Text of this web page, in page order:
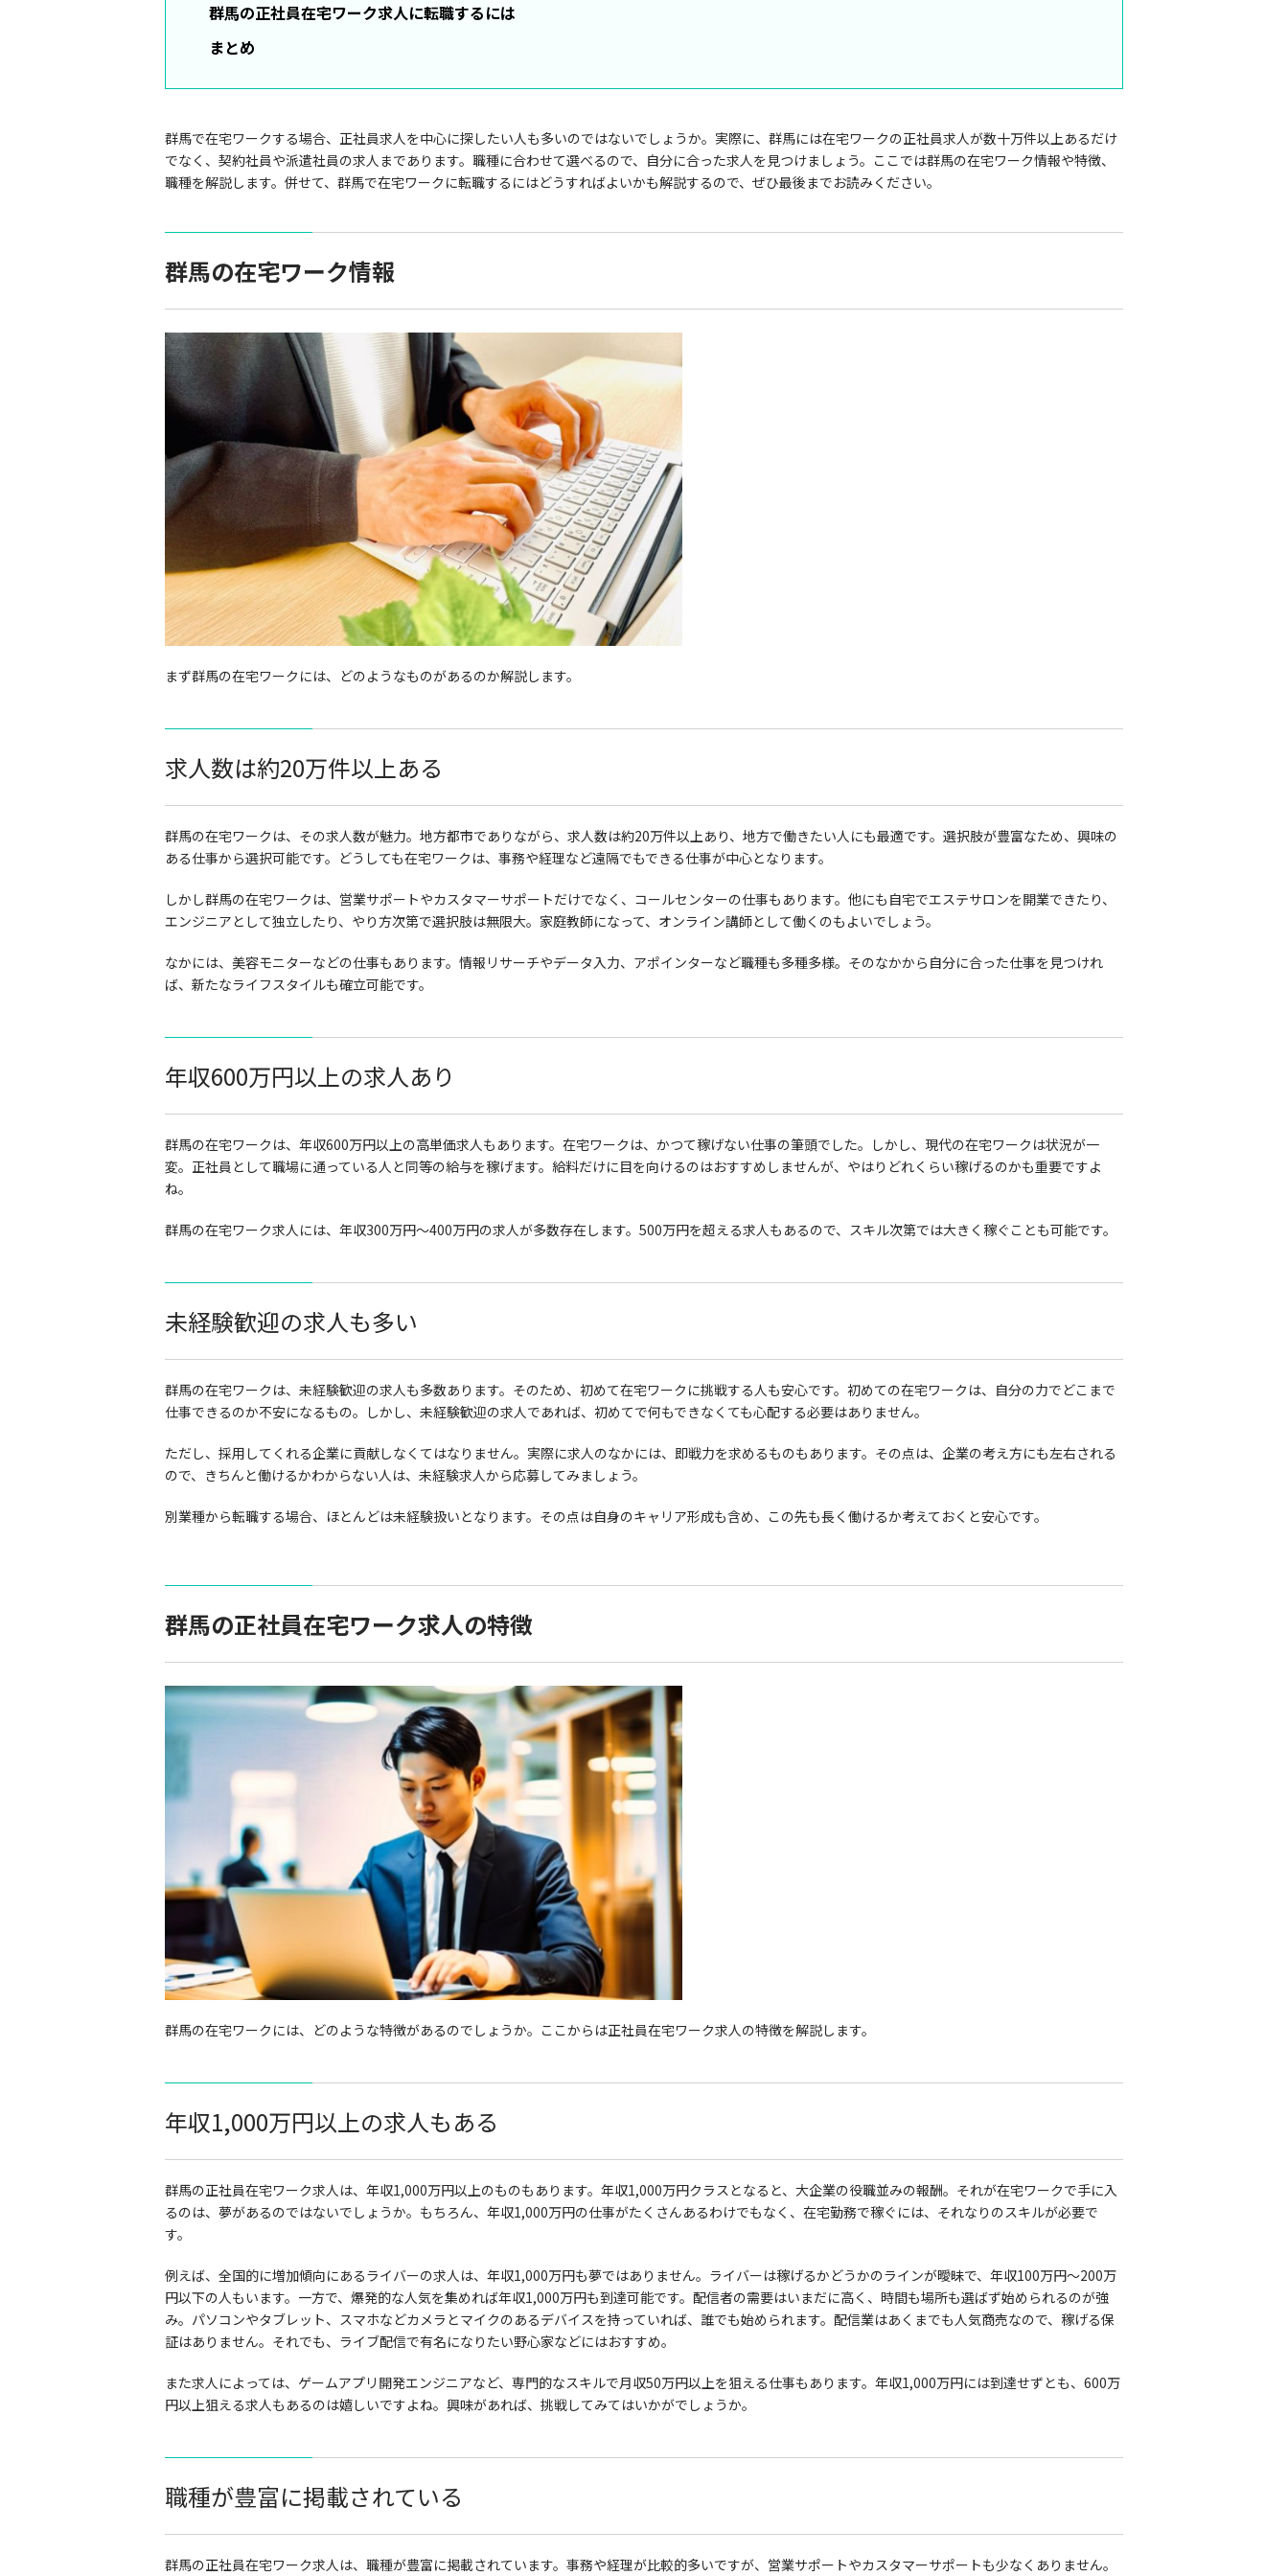
群馬の正社員在宅ワーク求人に転職するには
まとめ
群馬で在宅ワークする場合、正社員求人を中心に探したい人も多いのではないでしょうか。実際に、群馬には在宅ワークの正社員求人が数十万件以上あるだけ
でなく、契約社員や派遣社員の求人まであります。職種に合わせて選べるので、自分に合った求人を見つけましょう。ここでは群馬の在宅ワーク情報や特徴、
職種を解説します。併せて、群馬で在宅ワークに転職するにはどうすればよいかも解説するので、ぜひ最後までお読みください。
群馬の在宅ワーク情報
まず群馬の在宅ワークには、どのようなものがあるのか解説します。
求人数は約20万件以上ある
群馬の在宅ワークは、その求人数が魅力。地方都市でありながら、求人数は約20万件以上あり、地方で働きたい人にも最適です。選択肢が豊富なため、興味の
ある仕事から選択可能です。どうしても在宅ワークは、事務や経理など遠隔でもできる仕事が中心となります。
しかし群馬の在宅ワークは、営業サポートやカスタマーサポートだけでなく、コールセンターの仕事もあります。他にも自宅でエステサロンを開業できたり、
エンジニアとして独立したり、やり方次第で選択肢は無限大。家庭教師になって、オンライン講師として働くのもよいでしょう。
なかには、美容モニターなどの仕事もあります。情報リサーチやデータ入力、アポインターなど職種も多種多様。そのなかから自分に合った仕事を見つけれ
ば、新たなライフスタイルも確立可能です。
年収600万円以上の求人あり
群馬の在宅ワークは、年収600万円以上の高単価求人もあります。在宅ワークは、かつて稼げない仕事の筆頭でした。しかし、現代の在宅ワークは状況が一
変。正社員として職場に通っている人と同等の給与を稼げます。給料だけに目を向けるのはおすすめしませんが、やはりどれくらい稼げるのかも重要ですよ
ね。
群馬の在宅ワーク求人には、年収300万円〜400万円の求人が多数存在します。500万円を超える求人もあるので、スキル次第では大きく稼ぐことも可能です。
未経験歓迎の求人も多い
群馬の在宅ワークは、未経験歓迎の求人も多数あります。そのため、初めて在宅ワークに挑戦する人も安心です。初めての在宅ワークは、自分の力でどこまで
仕事できるのか不安になるもの。しかし、未経験歓迎の求人であれば、初めてで何もできなくても心配する必要はありません。
ただし、採用してくれる企業に貢献しなくてはなりません。実際に求人のなかには、即戦力を求めるものもあります。その点は、企業の考え方にも左右される
ので、きちんと働けるかわからない人は、未経験求人から応募してみましょう。
別業種から転職する場合、ほとんどは未経験扱いとなります。その点は自身のキャリア形成も含め、この先も長く働けるか考えておくと安心です。
群馬の正社員在宅ワーク求人の特徴
群馬の在宅ワークには、どのような特徴があるのでしょうか。ここからは正社員在宅ワーク求人の特徴を解説します。
年収1,000万円以上の求人もある
群馬の正社員在宅ワーク求人は、年収1,000万円以上のものもあります。年収1,000万円クラスとなると、大企業の役職並みの報酬。それが在宅ワークで手に入
るのは、夢があるのではないでしょうか。もちろん、年収1,000万円の仕事がたくさんあるわけでもなく、在宅勤務で稼ぐには、それなりのスキルが必要で
す。
例えば、全国的に増加傾向にあるライバーの求人は、年収1,000万円も夢ではありません。ライバーは稼げるかどうかのラインが曖昧で、年収100万円〜200万
円以下の人もいます。一方で、爆発的な人気を集めれば年収1,000万円も到達可能です。配信者の需要はいまだに高く、時間も場所も選ばず始められるのが強
み。パソコンやタブレット、スマホなどカメラとマイクのあるデバイスを持っていれば、誰でも始められます。 配信業はあくまでも人気商売なので、稼げる保
証はありません。それでも、ライブ配信で有名になりたい野心家などにはおすすめ。
また求人によっては、ゲームアプリ開発エンジニアなど、専門的なスキルで月収50万円以上を狙える仕事もあります。年収1,000万円には到達せずとも、600万
円以上狙える求人もあるのは嬉しいですよね。興味があれば、挑戦してみてはいかがでしょうか。
職種が豊富に掲載されている
群馬の正社員在宅ワーク求人は、職種が豊富に掲載されています。事務や経理が比較的多いですが、営業サポートやカスタマーサポートも少なくありません。